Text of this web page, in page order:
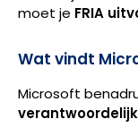
moet je FRIA
Wat vindt
Microsoft